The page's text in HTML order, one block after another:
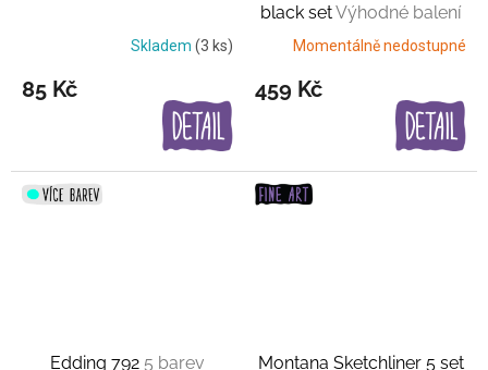
Skladem (3 ks)
85 Kč
black setVýhodné balení
Momentálně nedostupné
459 Kč
Edding 792 5 barev Montana Sketchliner 5 set